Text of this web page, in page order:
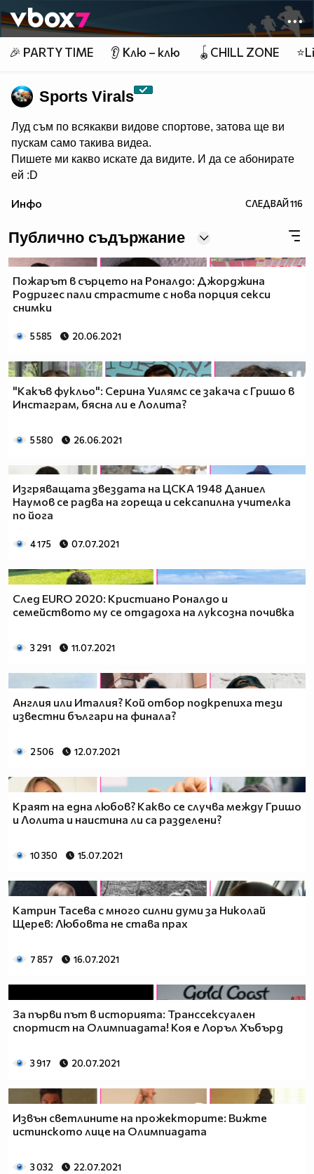
👾
🎉 PARTY TIME 👂 Клю – клю 🪀CHILL ZONE
Sports Virals
Луд съм по всякакви видове спортове, затова ще ви
пускам само такива видеа.
Пишете ми какво искате да видите. И да се абонирате
ей :D
Инфо СЛЕДВАЙ116
Публично съдържание
Пожарът в сърцето на Роналдо: Джорджина
Родригес пали страстите с нова порция секси
снимки
5 585 20.06.2021
"Какъв фукльо": Серина Уилямс се закача с Гришо в
Инстаграм, бясна ли е Лолита?
5 580 26.06.2021
Изгряващата звездата на ЦСКА 1948 Даниел
Наумов се радва на гореща и сексапилна учителка
по йога
4 175 07.07.2021
След EURO 2020: Кристиано Роналдо и
семейството му се отдадоха на луксозна почивка
3 291 11.07.2021
Англия или Италия? Кой отбор подкрепиха тези
известни българи на финала?
2 506 12.07.2021
Краят на една любов? Какво се случва между Гришо
и Лолита и наистина ли са разделени?
10 350 15.07.2021
Катрин Тасева с много силни думи за Николай
Щерев: Любовта не става прах
7 857 16.07.2021
За първи път в историята: Транссексуален
спортист на Олимпиадата! Коя е Лоръл Хъбърд
3 917 20.07.2021
Извън светлините на прожекторите: Вижте
истинското лице на Олимпиадата
3 032 22.07.2021